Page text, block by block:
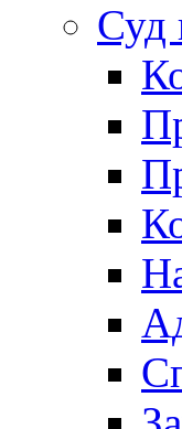
Суд